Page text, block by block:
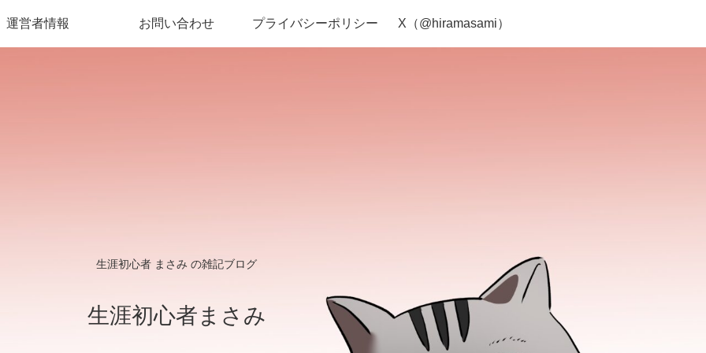
生涯初心者 まさみ の雑記ブログ
生涯初心者まさみ
運営者情報 お問い合わせ プライバシーポリシー X（@hiramasami）